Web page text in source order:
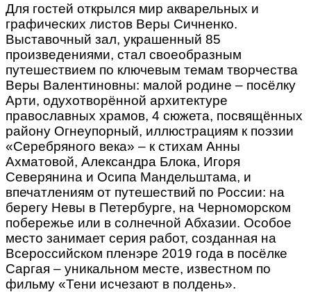
Для гостей открылся мир акварельных и
графических листов Веры Сичненко.
Выставочный зал, украшенный 85
произведениями, стал своеобразным
путешествием по ключевым темам творчества
Веры Валентиновны: малой родине – посёлку
Арти, одухотворённой архитектуре
православных храмов, 4 сюжета, посвящённых
району Огнеупорный, иллюстрациям к поэзии
«Серебряного века» – к стихам Анны
Ахматовой, Александра Блока, Игоря
Северянина и Осипа Мандельштама, и
впечатлениям от путешествий по России: на
берегу Невы в Петербурге, на Черноморском
побережье или в солнечной Абхазии. Особое
место занимает серия работ, созданная на
Всероссийском пленэре 2019 года в посёлке
Саргая – уникальном месте, известном по
фильму «Тени исчезают в полдень».